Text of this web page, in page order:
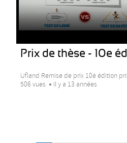
Prix de thèse - 10e
Ufland Remise de prix 10è édition
506 vues
Il y a 13 années